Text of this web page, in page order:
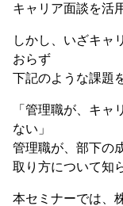
キャリア面談を活
しかし、いざキャ
おらず
下記のような課題
「管理職が、キ
ない」
管理職が、部下の
取り方について知
本セミナーでは、